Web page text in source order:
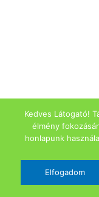
Kedves Látogató!
élmény
honlapunk
Elfogadom